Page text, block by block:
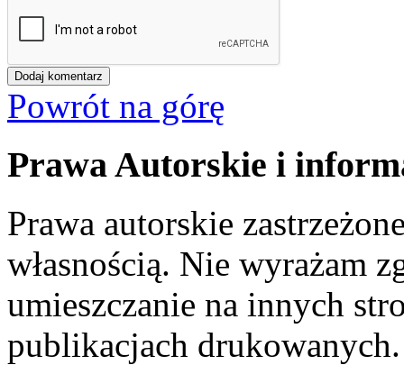
Powrót na górę
Prawa Autorskie i
Prawa autorskie
własnością. Nie wyrażam
umieszczanie na innych
publikacjach drukowanych.